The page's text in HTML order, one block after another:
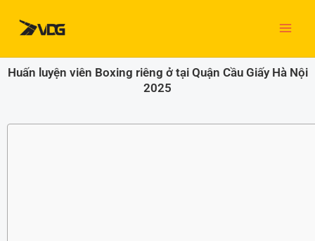
dung
Huấn luyện viên Boxing riêng ở tại Quận Cầu Giấy Hà Nội
2025